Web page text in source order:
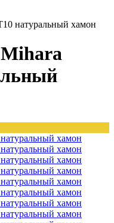
натуральный хамон